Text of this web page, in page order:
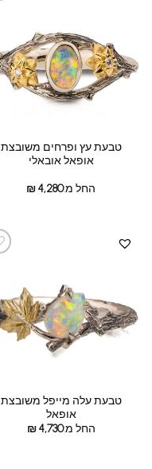
טבעת עץ ופרחים משובצת
אופאל אובאלי
החל מ: ₪4,280
טבעת עלה מייפל משובצת
אופאל
החל מ:
₪4,730